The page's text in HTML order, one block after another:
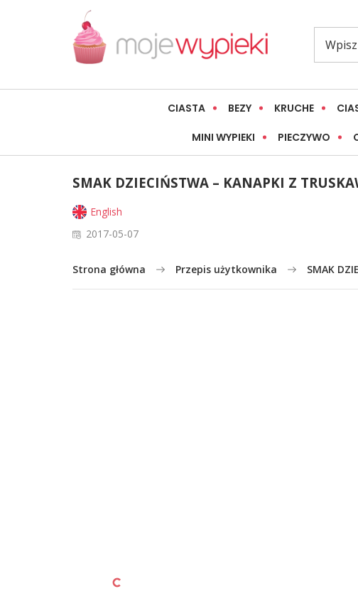
CIASTA BEZY KRUCHE
MINI WYPIEKI PIECZYWO
SMAK DZIECIŃSTWA – KANAPKI Z
English
2017-05-07
Strona główna Przepis użytkownika SMAK